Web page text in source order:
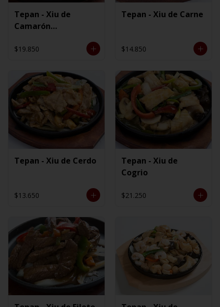
Tepan - Xiu de
Camarón
$19.850
Tepan - Xiu de Carne
$14.850
Tepan - Xiu de Cerdo
$13.650
Tepan - Xiu de
Cogrio
$21.250